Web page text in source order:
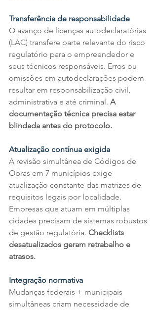
Transferência de responsabilidade
O avanço de licenças autodeclaratórias
(LAC) transfere parte relevante do risco
regulatório para o empreendedor e
seus técnicos responsáveis. Erros ou
omissões em autodeclarações podem
resultar em responsabilização civil,
administrativa e até criminal. A
documentação técnica precisa estar
blindada antes do protocolo.
Atualização contínua exigida
A revisão simultânea de Códigos de
Obras em 7 municípios exige
atualização constante das matrizes de
requisitos legais por localidade.
Empresas que atuam em múltiplas
cidades precisam de sistemas robustos
de gestão regulatória. Checklists
desatualizados geram retrabalho e
atrasos.
Integração normativa
Mudanças federais + municipais
simultâneas criam necessidade de